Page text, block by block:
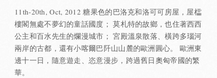
11th-20th, Oct, 2012 糖果色的巴洛克和洛可可房屋，屋櫺
樓閣無處不夢幻的童話國度； 莫札特的故鄉，也住著西西
公主和百水先生的爛漫城市； 宮殿溫泉散落、橫跨多瑙河
兩岸的古都，還有小喀爾巴阡山山麓的歐洲圓心。 歐洲東
邊十一日，隨意遊走、恣意漫步，跨過舊日奧匈帝國的繁
華。